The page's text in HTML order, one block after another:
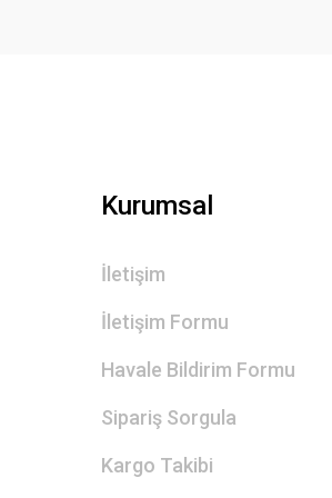
Kurumsal
İletişim
İletişim Formu
Havale Bildirim Formu
Sipariş Sorgula
Kargo Takibi